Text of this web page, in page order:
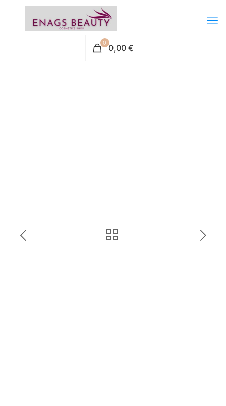
0 0,00 €